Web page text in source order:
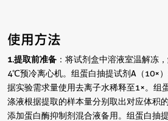
使用方法
1. 提取前准备 ：将试剂盒中溶液室温解冻
4℃预冷离心机。组蛋白抽提试剂A（10×
据实验需求量使用去离子水稀释至1×。组
涤液根据提取的样本量分别取出对应体积
添加蛋白酶抑制剂混合液备用。组蛋白抽